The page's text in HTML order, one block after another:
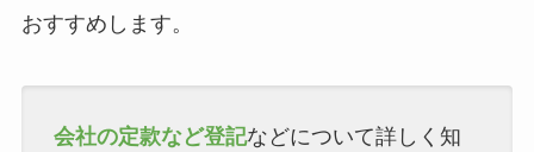
おすすめします。
会社の定款など登記などについて詳しく知